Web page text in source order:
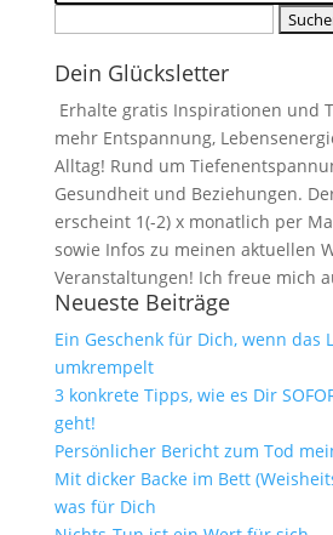
Dein Glücksletter
Erhalte gratis Inspirationen und
mehr Entspannung,
Alltag! Rund um
Gesundheit und Beziehungen.
erscheint 1(-2) x monatlich per
sowie Infos zu meinen aktuellen
Veranstaltungen! Ich freue mich
Neueste Beiträge
Ein Geschenk für Dich, wenn das
umkrempelt
3 konkrete Tipps, wie es Dir
geht!
Persönlicher Bericht zum Tod
Mit dicker Backe im Bett
was für Dich